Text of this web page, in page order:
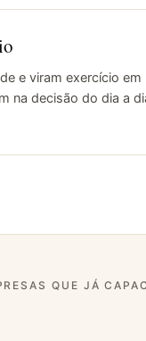
e viram exercício em
na decisão do dia a
QUE JÁ